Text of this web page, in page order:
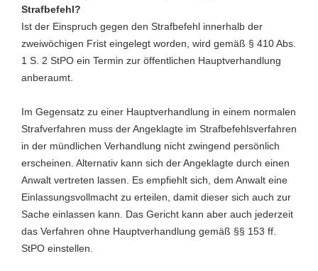
Strafbefehl?
Ist der Einspruch gegen den Strafbefehl innerhalb der
zweiwöchigen Frist eingelegt worden, wird gemäß § 410 Abs.
1 S. 2 StPO ein Termin zur öffentlichen Hauptverhandlung
anberaumt.
Im Gegensatz zu einer Hauptverhandlung in einem normalen
Strafverfahren muss der Angeklagte im Strafbefehlsverfahren
in der mündlichen Verhandlung nicht zwingend persönlich
erscheinen. Alternativ kann sich der Angeklagte durch einen
Anwalt vertreten lassen. Es empfiehlt sich, dem Anwalt eine
Einlassungsvollmacht zu erteilen, damit dieser sich auch zur
Sache einlassen kann. Das Gericht kann aber auch jederzeit
das Verfahren ohne Hauptverhandlung gemäß §§ 153 ff.
StPO einstellen.